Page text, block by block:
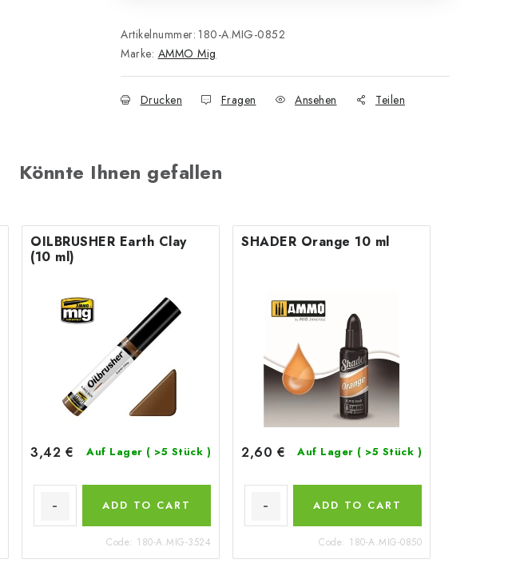
Artikelnummer: 180-A.MIG-0852
Marke: AMMO Mig
Drucken Fragen Ansehen Teilen
Könnte Ihnen gefallen
OILBRUSHER Earth Clay
(10 ml)
3,42 € Auf Lager ( >5 Stück )
ADD TO CART
Code: 180-A.MIG-3524
SHADER Orange 10 ml
2,60 € Auf Lager ( >5 Stück )
ADD TO CART
Code: 180-A.MIG-0850